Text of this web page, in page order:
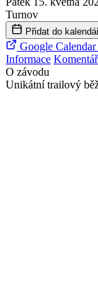
Turnov
Přidat do
Google Calendar
Informace
O závodu
Unikátní trailový